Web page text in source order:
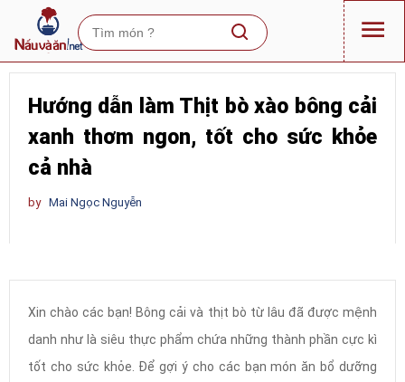
Hướng dẫn làm Thịt bò xào bông cải
xanh thơm ngon, tốt cho sức khỏe
cả nhà
by Mai Ngọc Nguyễn
Xin chào các bạn! Bông cải và thịt bò từ lâu đã được mệnh
danh như là siêu thực phẩm chứa những thành phần cực kì
tốt cho sức khỏe. Để gợi ý cho các bạn món ăn bổ dưỡng